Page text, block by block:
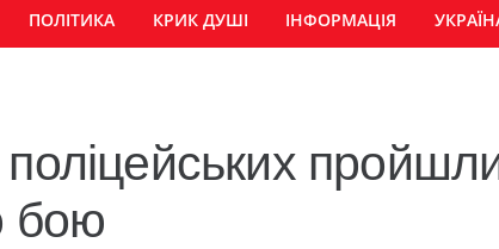
ПОЛІТИКА КРИК ДУШІ ІНФОРМАЦІЯ
бою